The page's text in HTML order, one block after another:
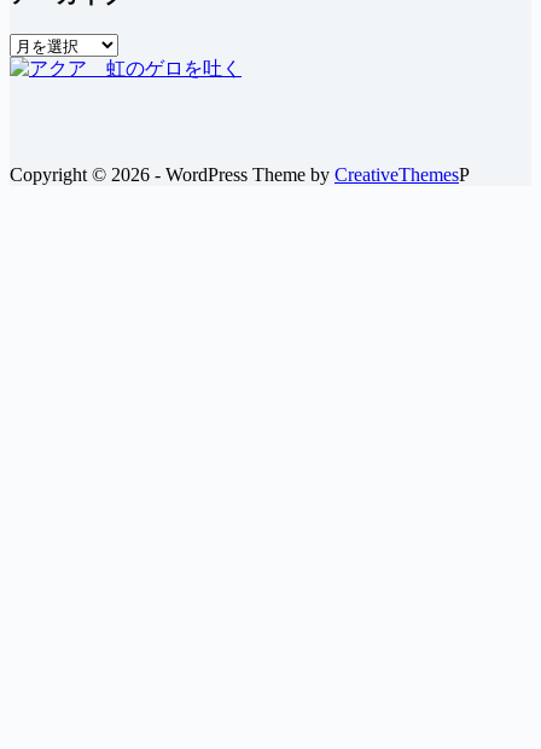
ア
ー
Copyright © 2026 - WordPress Theme by CreativeThemesP